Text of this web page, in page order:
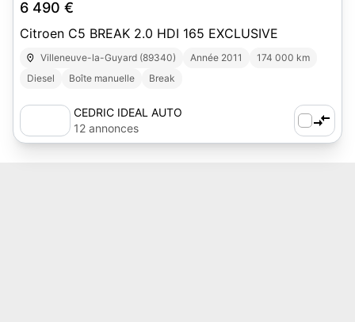
6 490 €
Citroen C5 BREAK 2.0 HDI 165 EXCLUSIVE
Villeneuve-la-Guyard (89340) Année 2011
174 000 km
Diesel
Boîte manuelle Break
CEDRIC IDEAL AUTO
12 annonces